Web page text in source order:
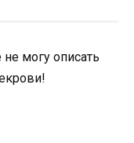
могу описать